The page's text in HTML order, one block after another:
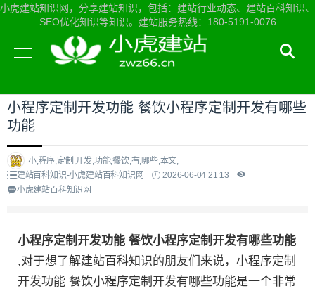
小虎建站知识网，分享建站知识，包括：建站行业动态、建站百科知识、
SEO优化知识等知识。建站服务热线：180-5191-0076
当前位置：小虎建站知识网首页>建站百科知识
小程序定制开发功能 餐饮小程序定制开发有哪些
功能
小,程序,定制,开发,功能,餐饮,有,哪些,本文,
建站百科知识-小虎建站百科知识网
2026-06-04 21:13
小虎建站百科知识网
小程序定制开发功能 餐饮小程序定制开发有哪些功能
,对于想了解建站百科知识的朋友们来说，小程序定制
开发功能 餐饮小程序定制开发有哪些功能是一个非常